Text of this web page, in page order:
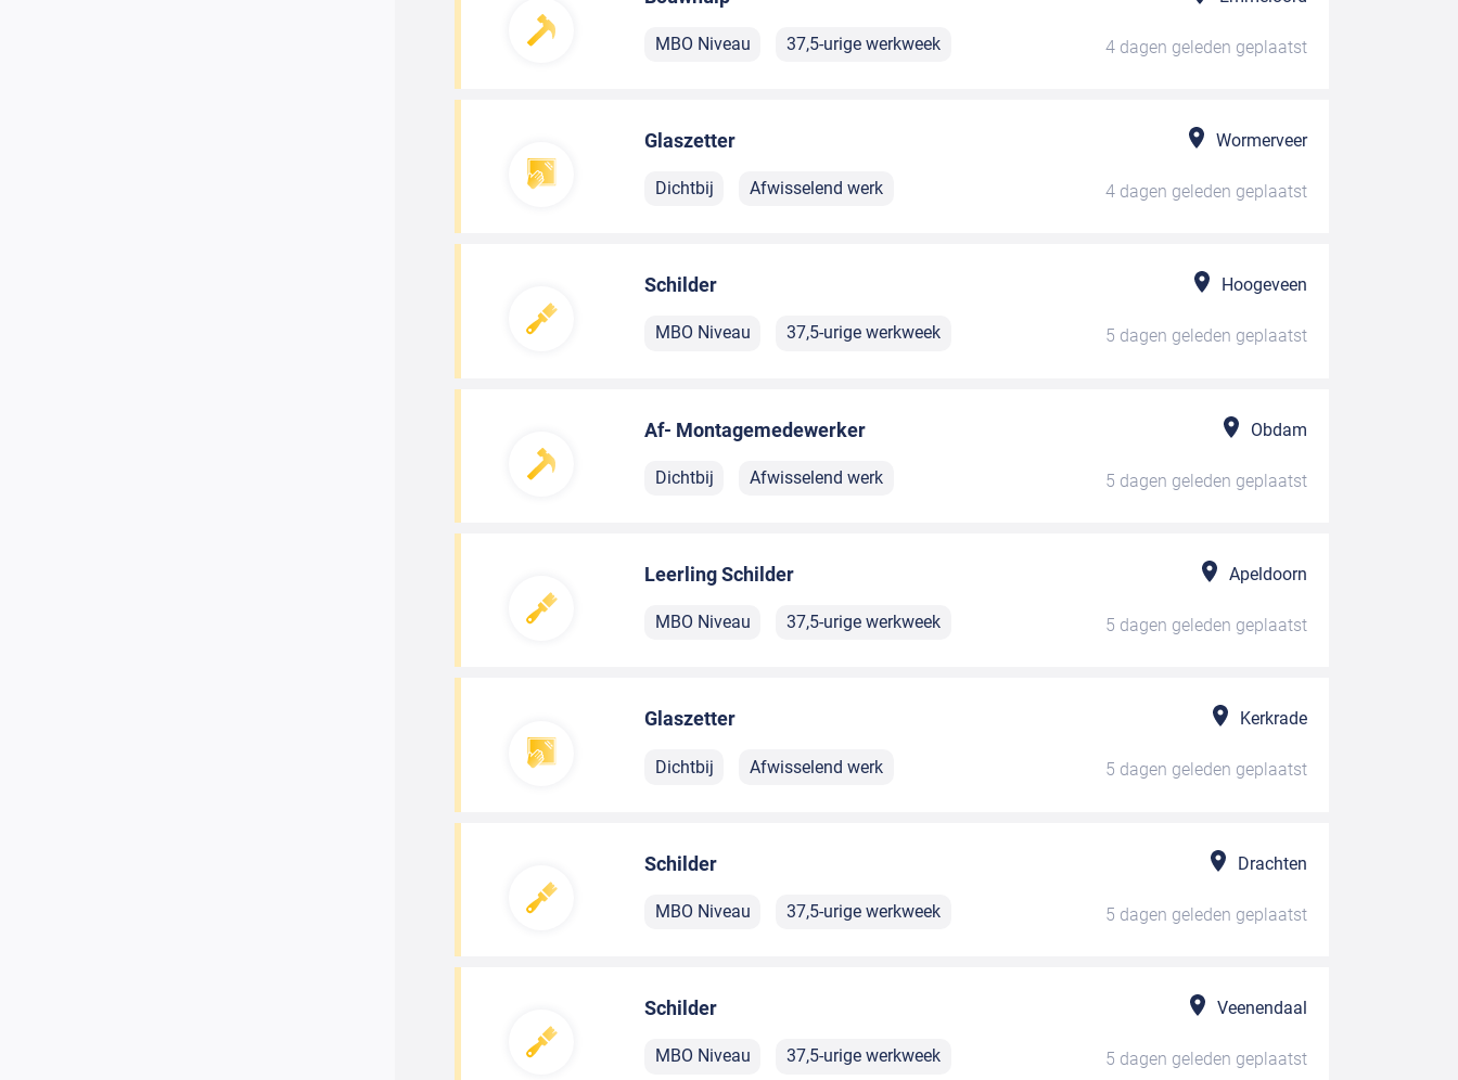
MBO Niveau 37,5-urige werkweek 4 dagen geleden geplaatst
Glaszetter Wormerveer
Dichtbij Afwisselend werk 4 dagen geleden geplaatst
Schilder Hoogeveen
MBO Niveau 37,5-urige werkweek 5 dagen geleden geplaatst
Af- Montagemedewerker Obdam
Dichtbij Afwisselend werk 5 dagen geleden geplaatst
Leerling Schilder Apeldoorn
MBO Niveau 37,5-urige werkweek 5 dagen geleden geplaatst
Glaszetter Kerkrade
Dichtbij Afwisselend werk 5 dagen geleden geplaatst
Schilder Drachten
MBO Niveau 37,5-urige werkweek 5 dagen geleden geplaatst
Schilder Veenendaal
MBO Niveau 37,5-urige werkweek 5 dagen geleden geplaatst